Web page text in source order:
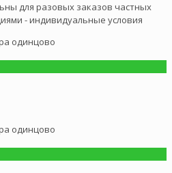
для разовых заказов частных
- индивидуальные условия